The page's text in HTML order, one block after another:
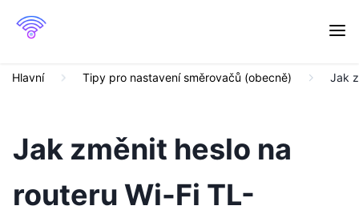
Hlavní Tipy pro nastavení směrovačů (obecně) Jak
Jak změnit heslo na
routeru Wi-Fi TL-